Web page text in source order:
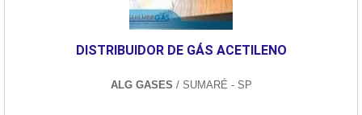
soldagem. A técnica aplicada garante boa penetração, controle do
limpas e resistentes. Após a soldagem, é feita a inspeção visual e,
se necessário, testes não destrutivos para garantir a integridade da
DISTRIBUIDOR DE GÁS ACETILENO
ALG GASES / SUMARÉ - SP